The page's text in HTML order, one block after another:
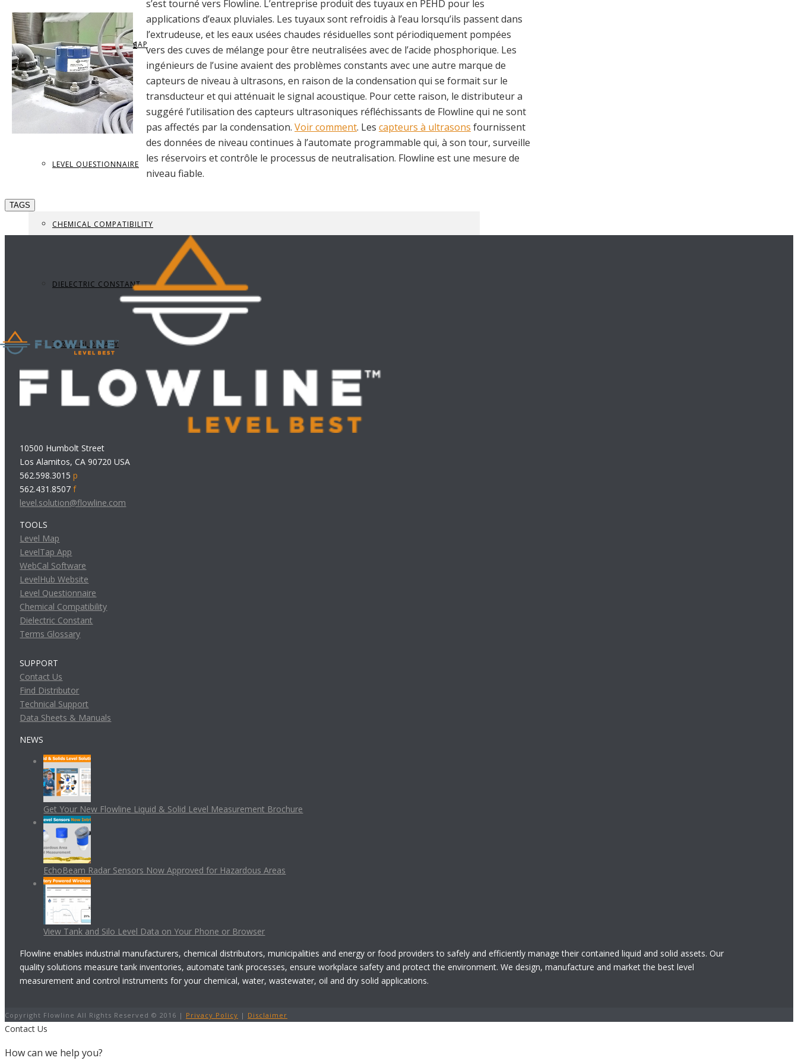
PARTS & ACCESSORIES
DATA CENTER LEVEL MAP
LEVEL LEARNING
LEVEL QUESTIONNAIRE
CHEMICAL COMPATIBILITY
DIELECTRIC CONSTANT
TERMS GLOSSARY
PROVIDE FEEDBACK
CONTACT US
REQUEST BROCHURE
VIEW BROCHURE
s’est tourné vers Flowline. L’entreprise produit des tuyaux en PEHD pour les
applications d’eaux pluviales. Les tuyaux sont refroidis à l’eau lorsqu’ils passent dans
l’extrudeuse, et les eaux usées chaudes résiduelles sont périodiquement pompées
vers des cuves de mélange pour être neutralisées avec de l’acide phosphorique. Les
ingénieurs de l’usine avaient des problèmes constants avec une autre marque de
capteurs de niveau à ultrasons, en raison de la condensation qui se formait sur le
transducteur et qui atténuait le signal acoustique. Pour cette raison, le distributeur a
suggéré l’utilisation des capteurs ultrasoniques réfléchissants de Flowline qui ne sont
pas affectés par la condensation. Voir comment. Les capteurs à ultrasons fournissent
des données de niveau continues à l’automate programmable qui, à son tour, surveille
les réservoirs et contrôle le processus de neutralisation. Flowline est une mesure de
niveau fiable.
TAGS
10500 Humbolt Street
Los Alamitos, CA 90720 USA
562.598.3015p
562.431.8507f
level.solution@flowline.com
TOOLS
Level Map
LevelTap App
WebCal Software
LevelHub Website
Level Questionnaire
Chemical Compatibility
Dielectric Constant
Terms Glossary
SUPPORT
Contact Us
Find Distributor
Technical Support
Data Sheets & Manuals
NEWS
Get Your New Flowline Liquid & Solid Level Measurement Brochure
EchoBeam Radar Sensors Now Approved for Hazardous Areas
View Tank and Silo Level Data on Your Phone or Browser
Flowline enables industrial manufacturers, chemical distributors, municipalities and energy or food providers to safely and efficiently manage their contained liquid and solid assets. Our
quality solutions measure tank inventories, automate tank processes, ensure workplace safety and protect the environment. We design, manufacture and market the best level
measurement and control instruments for your chemical, water, wastewater, oil and dry solid applications.
Copyright Flowline All Rights Reserved © 2016 | Privacy Policy | Disclaimer
Contact Us
How can we help you?